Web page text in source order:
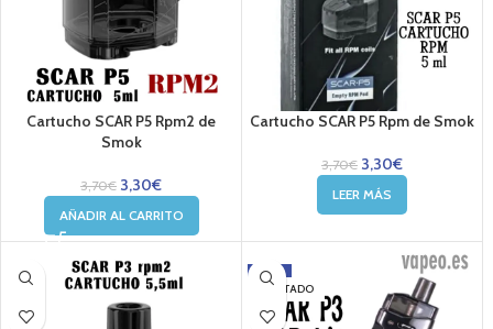
Cartucho SCAR P5 Rpm2 de
Smok
3,70€ 3,30€
AÑADIR AL CARRITO
Cartucho SCAR P5 Rpm de Smok
3,70€ 3,30€
LEER MÁS
-11%
AGOTADO